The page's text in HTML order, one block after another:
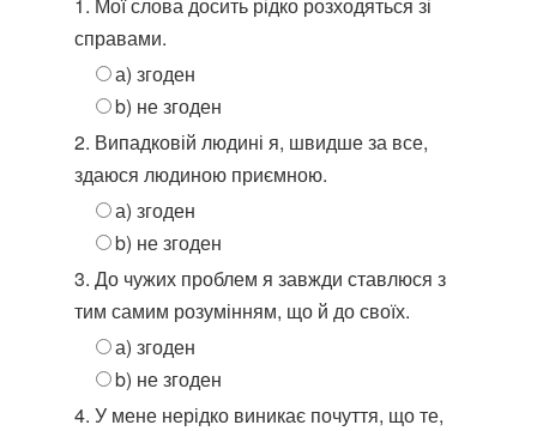
1. Мої слова досить рідко розходяться зі
справами.
а) згоден
b) не згоден
2. Випадковій людині я, швидше за все,
здаюся людиною приємною.
а) згоден
b) не згоден
3. До чужих проблем я завжди ставлюся з
тим самим розумінням, що й до своїх.
а) згоден
b) не згоден
4. У мене нерідко виникає почуття, що те,